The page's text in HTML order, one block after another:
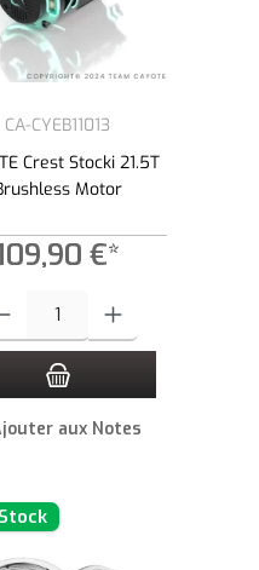
CA-CYEB11013
Crest Stocki 21.5T
Motor
€*
aux Notes